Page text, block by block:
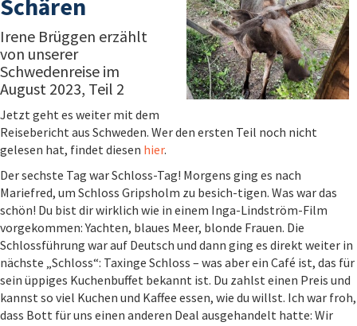
Schären
Irene Brüggen erzählt
von unserer
Schwedenreise im
August 2023, Teil 2
Jetzt geht es weiter mit dem
Reisebericht aus Schweden. Wer den ersten Teil noch nicht
gelesen hat, findet diesen hier.
Der sechste Tag war Schloss-Tag! Morgens ging es nach
Mariefred, um Schloss Gripsholm zu besich-tigen. Was war das
schön! Du bist dir wirklich wie in einem Inga-Lindström-Film
vorgekommen: Yachten, blaues Meer, blonde Frauen. Die
Schlossführung war auf Deutsch und dann ging es direkt weiter in
nächste „Schloss“: Taxinge Schloss – was aber ein Café ist, das für
sein üppiges Kuchenbuffet bekannt ist. Du zahlst einen Preis und
kannst so viel Kuchen und Kaffee essen, wie du willst. Ich war froh,
dass Bott für uns einen anderen Deal ausgehandelt hatte: Wir